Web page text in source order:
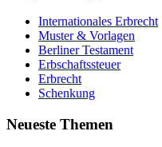
Internationales Erbrecht
Muster & Vorlagen
Berliner Testament
Erbschaftssteuer
Erbrecht
Schenkung
Neueste Themen